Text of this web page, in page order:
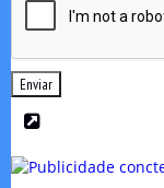
Enviar